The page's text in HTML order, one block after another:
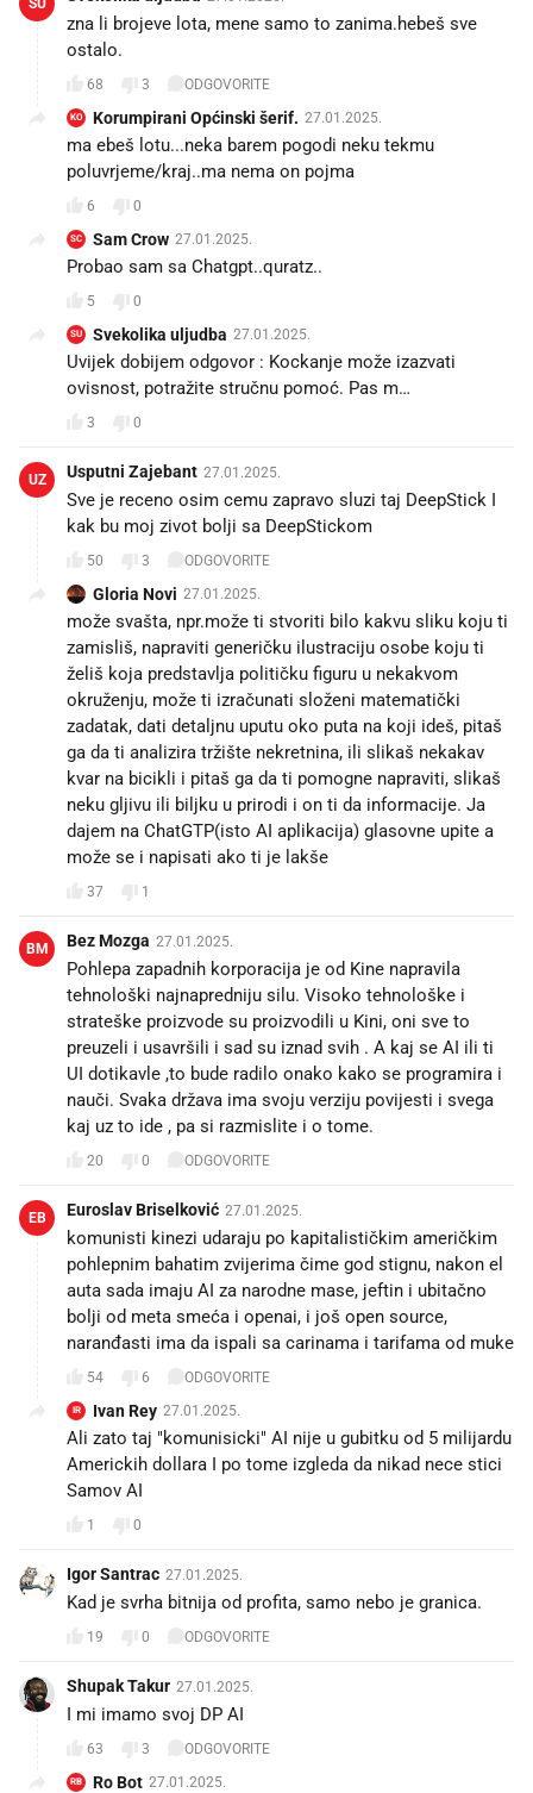
zna li brojeve lota, mene samo to zanima.hebeš sve
ostalo.
68 3 ODGOVORITE
KO Korumpirani Općinski šerif. 27.01.2025.
ma ebeš lotu...neka barem pogodi neku tekmu
poluvrjeme/kraj..ma nema on pojma
6 0
SC Sam Crow 27.01.2025.
Probao sam sa Chatgpt..quratz..
5 0
SU Svekolika uljudba 27.01.2025.
Uvijek dobijem odgovor : Kockanje može izazvati
ovisnost, potražite stručnu pomoć. Pas m…
3 0
UZ Usputni Zajebant 27.01.2025.
Sve je receno osim cemu zapravo sluzi taj DeepStick I
kak bu moj zivot bolji sa DeepStickom
50 3 ODGOVORITE
Gloria Novi 27.01.2025.
može svašta, npr.može ti stvoriti bilo kakvu sliku koju ti
zamisliš, napraviti generičku ilustraciju osobe koju ti
želiš koja predstavlja političku figuru u nekakvom
okruženju, može ti izračunati složeni matematički
zadatak, dati detaljnu uputu oko puta na koji ideš, pitaš
ga da ti analizira tržište nekretnina, ili slikaš nekakav
kvar na bicikli i pitaš ga da ti pomogne napraviti, slikaš
neku gljivu ili biljku u prirodi i on ti da informacije. Ja
dajem na ChatGTP(isto AI aplikacija) glasovne upite a
može se i napisati ako ti je lakše
37 1
BM Bez Mozga 27.01.2025.
Pohlepa zapadnih korporacija je od Kine napravila
tehnološki najnapredniju silu. Visoko tehnološke i
strateške proizvode su proizvodili u Kini, oni sve to
preuzeli i usavršili i sad su iznad svih . A kaj se AI ili ti
UI dotikavle ,to bude radilo onako kako se programira i
nauči. Svaka država ima svoju verziju povijesti i svega
kaj uz to ide , pa si razmislite i o tome.
20 0 ODGOVORITE
EB Euroslav Briselković 27.01.2025.
komunisti kinezi udaraju po kapitalističkim američkim
pohlepnim bahatim zvijerima čime god stignu, nakon el
auta sada imaju AI za narodne mase, jeftin i ubitačno
bolji od meta smeća i openai, i još open source,
naranđasti ima da ispali sa carinama i tarifama od muke
54 6 ODGOVORITE
IR Ivan Rey 27.01.2025.
Ali zato taj "komunisicki" AI nije u gubitku od 5 milijardu
Americkih dollara I po tome izgleda da nikad nece stici
Samov AI
1 0
Igor Santrac 27.01.2025.
Kad je svrha bitnija od profita, samo nebo je granica.
19 0 ODGOVORITE
Shupak Takur 27.01.2025.
I mi imamo svoj DP AI
63 3 ODGOVORITE
RB Ro Bot 27.01.2025.